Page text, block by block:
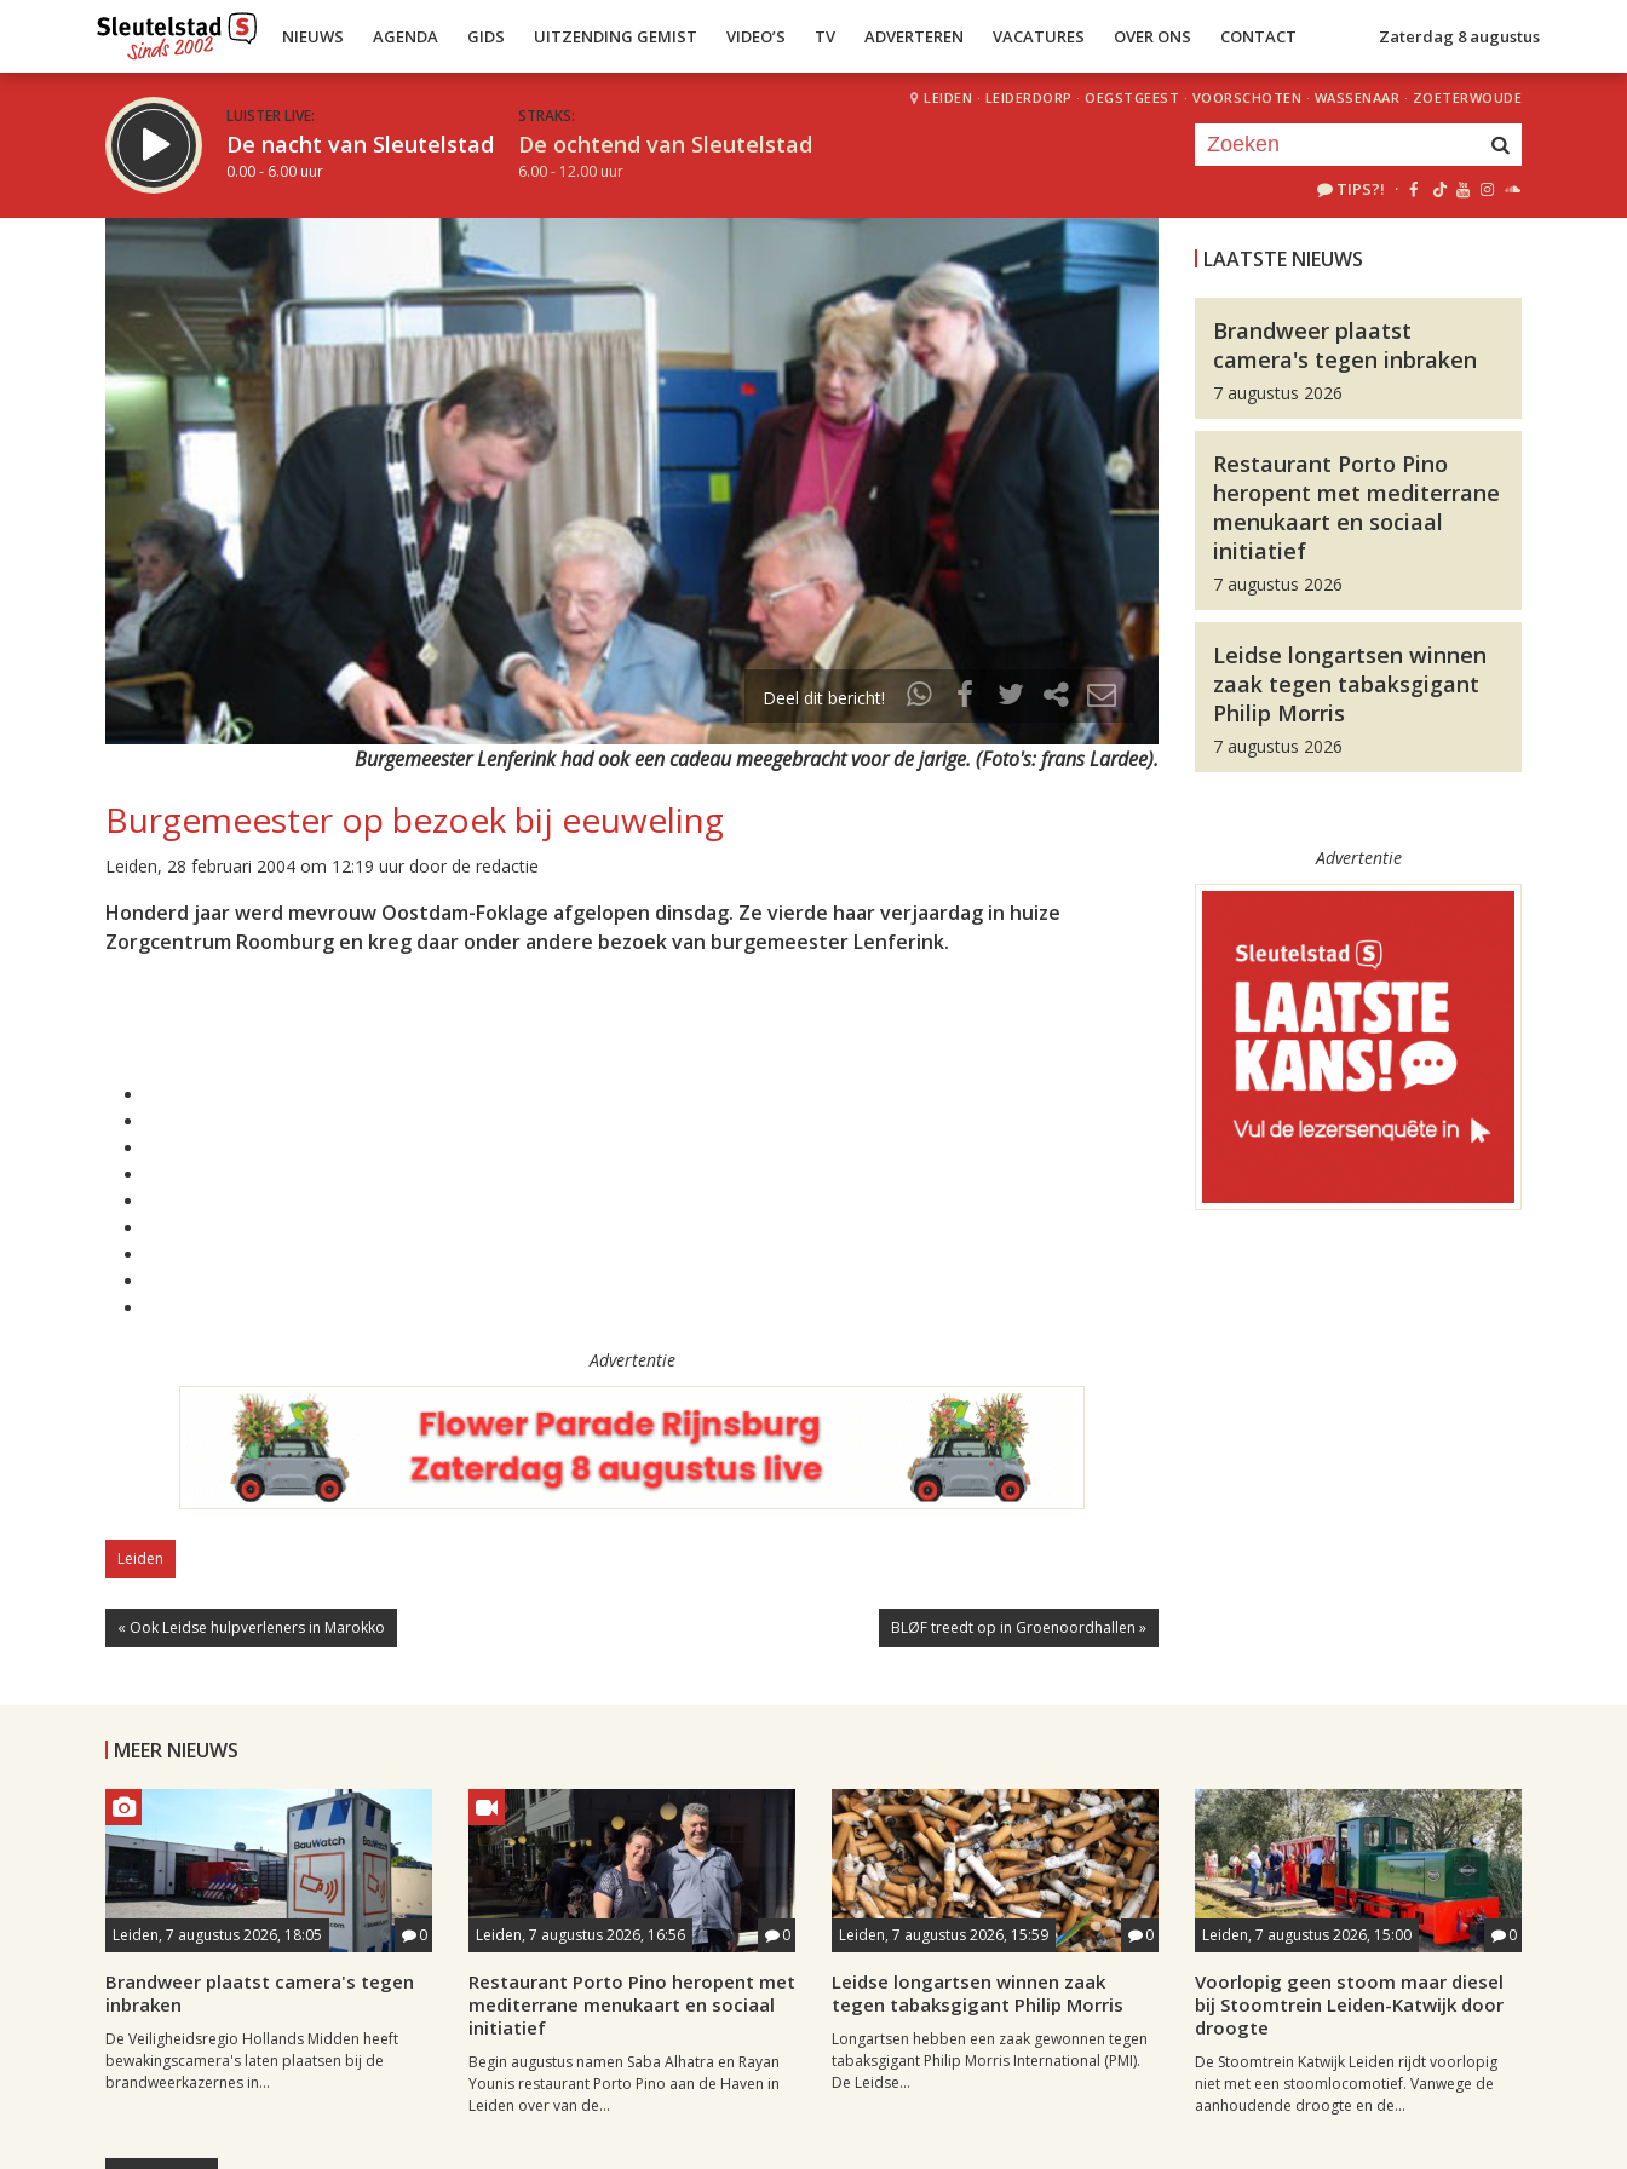
NIEUWS AGENDA GIDS UITZENDING GEMIST VIDEO’S TV ADVERTEREN VACATURES OVER ONS CONTACT Zaterdag 8 augustus
LUISTER LIVE:
De nacht van Sleutelstad
0.00 - 6.00 uur
STRAKS:
De ochtend van Sleutelstad
6.00 - 12.00 uur
LEIDEN · LEIDERDORP · OEGSTGEEST · VOORSCHOTEN · WASSENAAR · ZOETERWOUDE
TIPS?! ·
Inklappen
Deel dit bericht!
Burgemeester Lenferink had ook een cadeau meegebracht voor de jarige. (Foto's: frans Lardee).
Burgemeester op bezoek bij eeuweling
Leiden, 28 februari 2004 om 12:19 uur door de redactie
Honderd jaar werd mevrouw Oostdam-Foklage afgelopen dinsdag. Ze vierde haar verjaardag in huize
Zorgcentrum Roomburg en kreg daar onder andere bezoek van burgemeester Lenferink.
Advertentie
Leiden
« Ook Leidse hulpverleners in Marokko BLØF treedt op in Groenoordhallen »
LAATSTE NIEUWS
Brandweer plaatst
camera's tegen inbraken
7 augustus 2026
Restaurant Porto Pino
heropent met mediterrane
menukaart en sociaal
initiatief
7 augustus 2026
Leidse longartsen winnen
zaak tegen tabaksgigant
Philip Morris
7 augustus 2026
Advertentie
MEER NIEUWS
Leiden, 7 augustus 2026, 18:05 0
Brandweer plaatst camera's tegen
inbraken
De Veiligheidsregio Hollands Midden heeft
bewakingscamera's laten plaatsen bij de
brandweerkazernes in...
Leiden, 7 augustus 2026, 16:56 0
Restaurant Porto Pino heropent met
mediterrane menukaart en sociaal
initiatief
Begin augustus namen Saba Alhatra en Rayan
Younis restaurant Porto Pino aan de Haven in
Leiden over van de...
Leiden, 7 augustus 2026, 15:59 0
Leidse longartsen winnen zaak
tegen tabaksgigant Philip Morris
Longartsen hebben een zaak gewonnen tegen
tabaksgigant Philip Morris International (PMI).
De Leidse...
Leiden, 7 augustus 2026, 15:00 0
Voorlopig geen stoom maar diesel
bij Stoomtrein Leiden-Katwijk door
droogte
De Stoomtrein Katwijk Leiden rijdt voorlopig
niet met een stoomlocomotief. Vanwege de
aanhoudende droogte en de...